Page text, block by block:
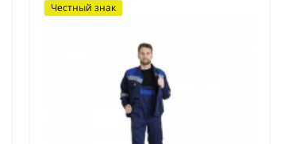
Честный знак